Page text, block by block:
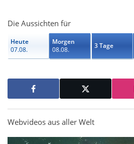
Die Aussichten für
Heute
07.08.
Morgen
08.08.
3 Tage
Webvideos aus aller Welt